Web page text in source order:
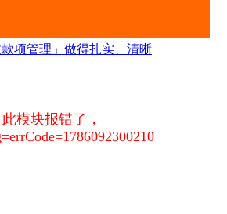
项管理」做得扎实、清晰
此模块报错了，